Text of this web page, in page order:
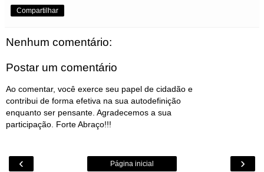
Compartilhar
Nenhum comentário:
Postar um comentário
Ao comentar, você exerce seu papel de cidadão e
contribui de forma efetiva na sua autodefinição
enquanto ser pensante. Agradecemos a sua
participação. Forte Abraço!!!
‹ ›
Página inicial